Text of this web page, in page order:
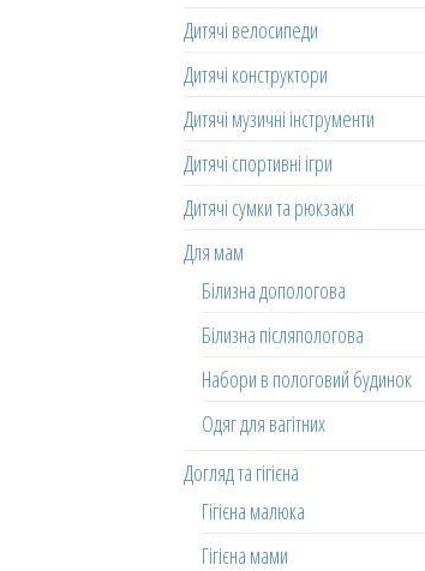
Дитячі велосипеди
Дитячі конструктори
Дитячі музичні інструменти
Дитячі спортивні ігри
Дитячі сумки та рюкзаки
Для мам
Білизна допологова
Білизна післяпологова
Набори в пологовий будинок
Одяг для вагітних
Догляд та гігієна
Гігієна малюка
Гігієна мами